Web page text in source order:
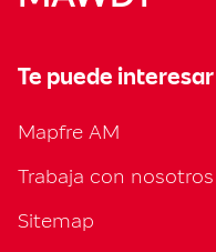
Te puede interesar
Mapfre AM
Trabaja con nosotros
Sitemap